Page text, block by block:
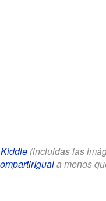
(incluidas las
a menos